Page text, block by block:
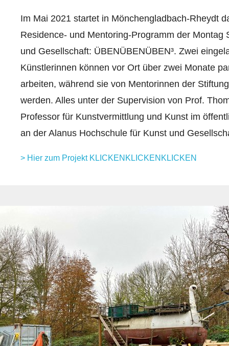
Im Mai 2021 startet in Mönchengladbach-Rheydt
Residence- und Mentoring-Programm der Montag
und Gesellschaft: ÜBENÜBENÜBEN³. Zwei
Künstlerinnen können vor Ort über zwei Monate
arbeiten, während sie von Mentorinnen der
werden. Alles unter der Supervision von Prof.
Professor für Kunstvermittlung und Kunst im
an der Alanus Hochschule für Kunst und
> Hier zum Projekt KLICKENKLICKENKLICKEN